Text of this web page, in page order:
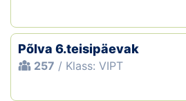
Põlva 6.teisipäevak
257 / Klass: VIPT